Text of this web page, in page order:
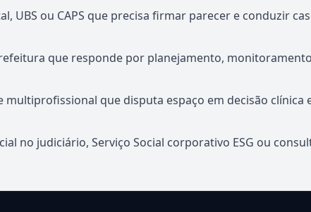
UBS ou CAPS que precisa firmar parecer e conduzir
que responde por planejamento,
multiprofissional que disputa espaço em decisão clínica
no judiciário, Serviço Social corporativo ESG ou